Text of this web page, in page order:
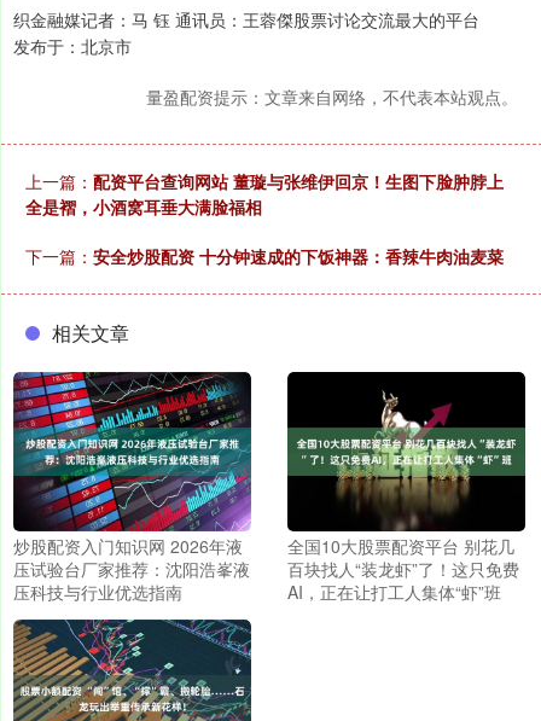
织金融媒记者：马 钰 通讯员：王蓉傑股票讨论交流最大的平台
发布于：北京市
量盈配资提示：文章来自网络，不代表本站观点。
上一篇： 配资平台查询网站 董璇与张维伊回京！生图下脸肿脖上
全是褶，小酒窝耳垂大满脸福相
下一篇： 安全炒股配资 十分钟速成的下饭神器：香辣牛肉油麦菜
相关文章
炒股配资入门知识网 2026年液
压试验台厂家推荐：沈阳浩峯液
压科技与行业优选指南
全国10大股票配资平台 别花几
百块找人“装龙虾”了！这只免费
AI，正在让打工人集体“虾”班